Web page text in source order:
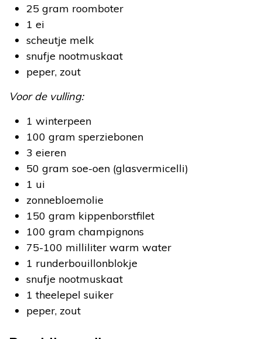
25 gram roomboter
1 ei
scheutje melk
snufje nootmuskaat
peper, zout
Voor de vulling:
1 winterpeen
100 gram sperziebonen
3 eieren
50 gram soe-oen (glasvermicelli)
1 ui
zonnebloemolie
150 gram kippenborstfilet
100 gram champignons
75-100 milliliter warm water
1 runderbouillonblokje
snufje nootmuskaat
1 theelepel suiker
peper, zout